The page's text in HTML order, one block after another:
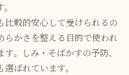
比較的安心して受けられるの
らかさを整える目的で使われ
。しみ・そばかすの予防、
ばれています。